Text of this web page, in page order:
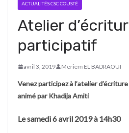
ACTUALITÉS CSC COUSTÉ
Atelier
participatif
avril 3, 2019 Meriem EL BADRAOUI
Venez participez à l’atelier d’écriture
animé par Khadija Amiti
Le samedi 6 avril 2019 à 14h30